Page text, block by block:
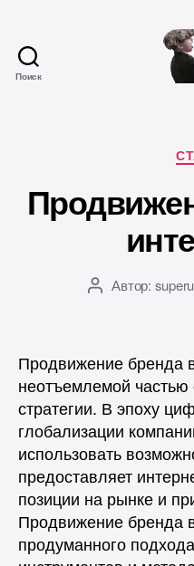
Поиск
АвторАвтор:
Продвижение бренда
неотъемлемой
стратегии. В эпоху
глобализации
использовать
предоставляет
позиции на рынке и
Продвижение бренда
продуманного